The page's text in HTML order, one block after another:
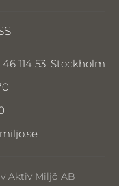
114 53, Stockholm
Aktiv Miljö AB